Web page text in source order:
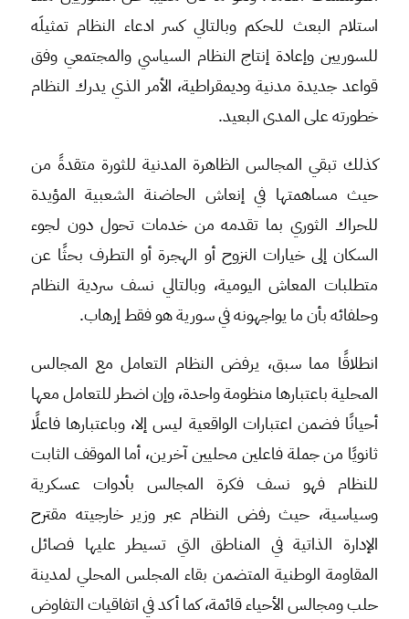
استلام البعث للحكم وبالتالي كسر ادعاء النظام تمثيلَه
للسوريين وإعادة إنتاج النظام السياسي والمجتمعي وفق
قواعد جديدة مدنية وديمقراطية، الأمر الذي يدرك النظام
خطورته على المدى البعيد.
كذلك تبقي المجالس الظاهرة المدنية للثورة متقدةً من
حيث مساهمتها في إنعاش الحاضنة الشعبية المؤيدة
للحراك الثوري بما تقدمه من خدمات تحول دون لجوء
السكان إلى خيارات النزوح أو الهجرة أو التطرف بحثًا عن
متطلبات المعاش اليومية، وبالتالي نسف سردية النظام
وحلفائه بأن ما يواجهونه في سورية هو فقط إرهاب.
انطلاقًا مما سبق، يرفض النظام التعامل مع المجالس
المحلية باعتبارها منظومة واحدة، وإن اضطر للتعامل معها
أحيانًا فضمن اعتبارات الواقعية ليس إلا، وباعتبارها فاعلًا
ثانويًا من جملة فاعلين محليين آخرين، أما الموقف الثابت
للنظام فهو نسف فكرة المجالس بأدوات عسكرية
وسياسية، حيث رفض النظام عبر وزير خارجيته مقترح
الإدارة الذاتية في المناطق التي تسيطر عليها فصائل
المقاومة الوطنية المتضمن بقاء المجلس المحلي لمدينة
حلب ومجالس الأحياء قائمة، كما أكد في اتفاقيات التفاوض